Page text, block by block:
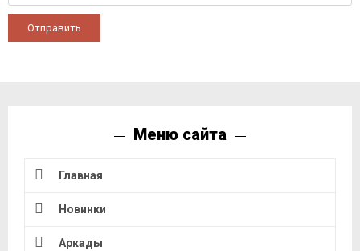
Отправить
Меню сайта
Главная
Новинки
Аркады